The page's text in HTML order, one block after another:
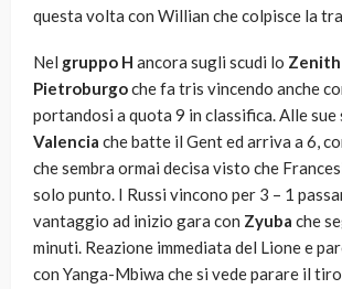
questa volta con Willian che colpisce la
Nel gruppo H ancora sugli scudi lo Zenith
Pietroburgoche fa tris vincendo anche
portandosi a quota 9 in classifica. Alle sue
Valencia che batte il Gent ed arriva a 6,
che sembra ormai decisa visto che
solo punto. I Russi vincono per 3 – 1
vantaggio ad inizio gara con Zyuba che
minuti. Reazione immediata del Lione e
con Yanga-Mbiwa che si vede parare il